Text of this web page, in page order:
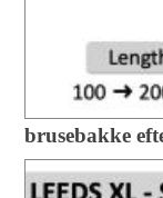
brusebakke